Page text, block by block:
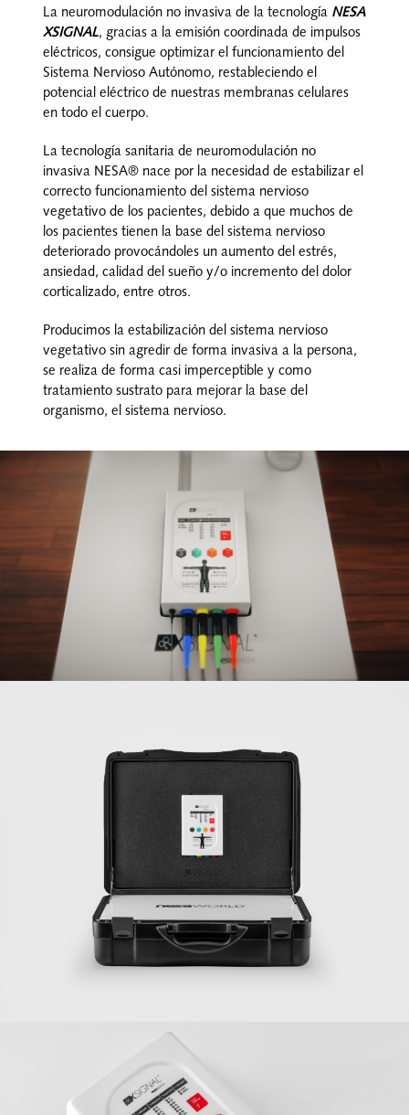
Contacto
Mi cuenta
La neuromodulación no invasiva de la tecnología NESA
XSIGNAL, gracias a la emisión coordinada de impulsos
eléctricos, consigue optimizar el funcionamiento del
Sistema Nervioso Autónomo, restableciendo el
potencial eléctrico de nuestras membranas celulares
en todo el cuerpo.
La tecnología sanitaria de neuromodulación no
invasiva NESA® nace por la necesidad de estabilizar el
correcto funcionamiento del sistema nervioso
vegetativo de los pacientes, debido a que muchos de
los pacientes tienen la base del sistema nervioso
deteriorado provocándoles un aumento del estrés,
ansiedad, calidad del sueño y/o incremento del dolor
corticalizado, entre otros.
Producimos la estabilización del sistema nervioso
vegetativo sin agredir de forma invasiva a la persona,
se realiza de forma casi imperceptible y como
tratamiento sustrato para mejorar la base del
organismo, el sistema nervioso.